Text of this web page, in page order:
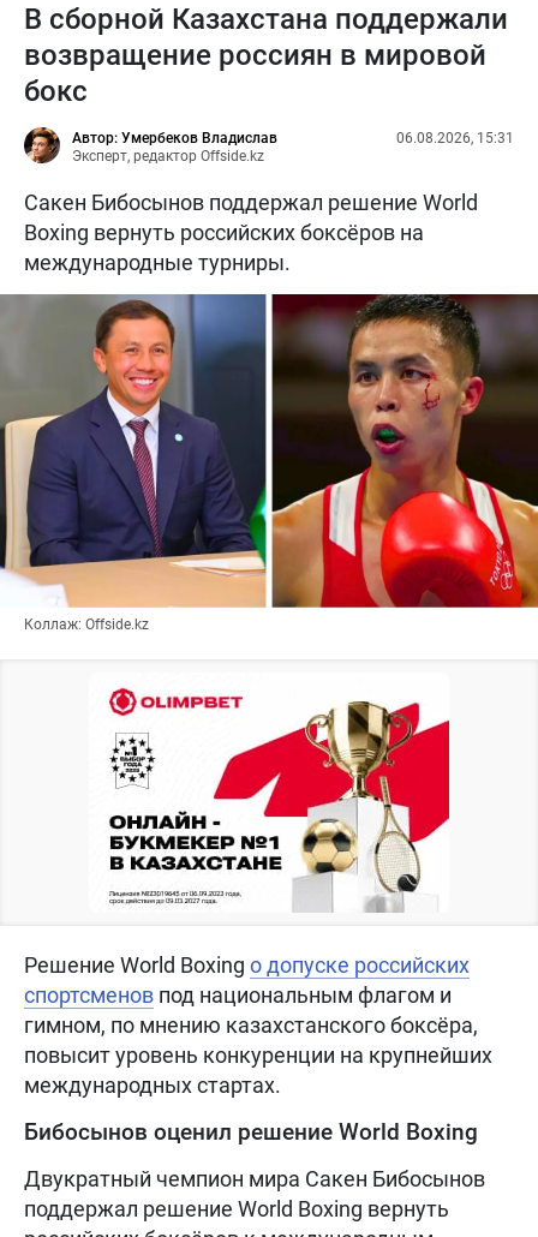
В сборной Казахстана поддержали
возвращение россиян в мировой
бокс
Автор: Умербеков Владислав
Эксперт, редактор Offside.kz
06.08.2026, 15:31
Сакен Бибосынов поддержал решение World
Boxing вернуть российских боксёров на
международные турниры.
Коллаж: Offside.kz
Решение World Boxing о допуске российских
спортсменов под национальным флагом и
гимном, по мнению казахстанского боксёра,
повысит уровень конкуренции на крупнейших
международных стартах.
Бибосынов оценил решение World Boxing
Двукратный чемпион мира Сакен Бибосынов
поддержал решение World Boxing вернуть